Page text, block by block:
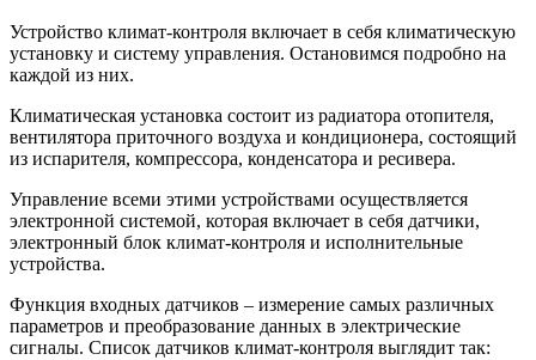
Устройство климат-контроля включает в себя климатическую
установку и систему управления. Остановимся подробно на
каждой из них.
Климатическая установка состоит из радиатора отопителя,
вентилятора приточного воздуха и кондиционера, состоящий
из испарителя, компрессора, конденсатора и ресивера.
Управление всеми этими устройствами осуществляется
электронной системой, которая включает в себя датчики,
электронный блок климат-контроля и исполнительные
устройства.
Функция входных датчиков – измерение самых различных
параметров и преобразование данных в электрические
сигналы. Список датчиков климат-контроля выглядит так: